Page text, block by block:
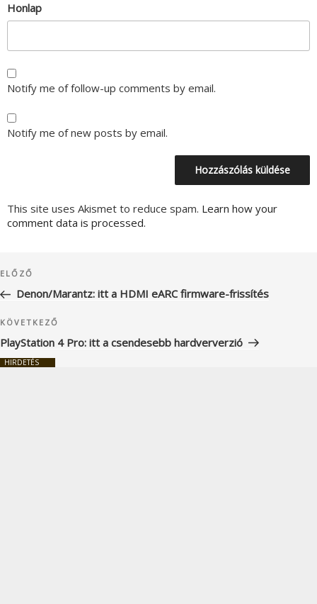
Honlap
Notify me of follow-up comments by email.
Notify me of new posts by email.
This site uses Akismet to reduce spam. Learn how your
comment data is processed.
navigáció
Korábbi
bejegyzés
ELŐZŐ
Denon/Marantz: itt a HDMI eARC firmware-frissítés
Következő
bejegyzés
KÖVETKEZŐ
PlayStation 4 Pro: itt a csendesebb hardververzió
HIRDETÉS